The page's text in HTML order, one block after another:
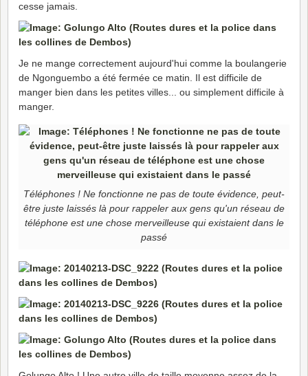
cesse jamais.
Je ne mange correctement aujourd'hui comme la boulangerie
de Ngonguembo a été fermée ce matin. Il est difficile de
manger bien dans les petites villes... ou simplement difficile à
manger.
Téléphones ! Ne fonctionne ne pas de toute évidence, peut-
être juste laissés là pour rappeler aux gens qu'un réseau de
téléphone est une chose merveilleuse qui existaient dans le
passé